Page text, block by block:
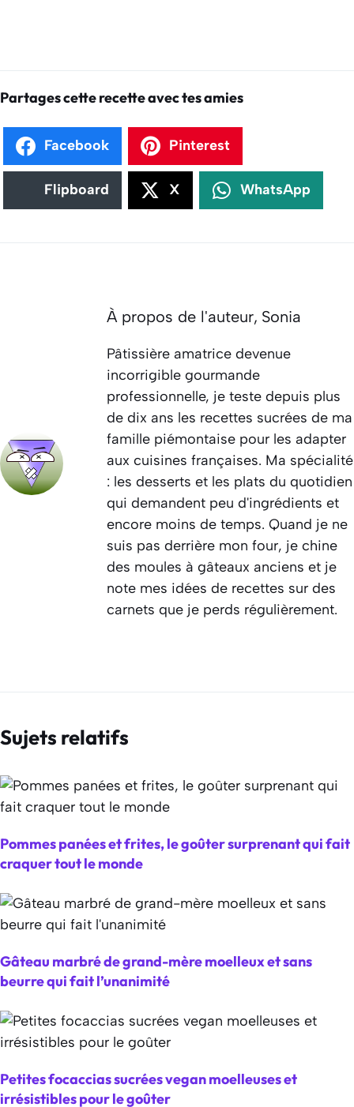
Partages cette recette avec tes amies
Facebook Pinterest
Flipboard X WhatsApp
À propos de l'auteur, Sonia
Pâtissière amatrice devenue
incorrigible gourmande
professionnelle, je teste depuis plus
de dix ans les recettes sucrées de ma
famille piémontaise pour les adapter
aux cuisines françaises. Ma spécialité
: les desserts et les plats du quotidien
qui demandent peu d'ingrédients et
encore moins de temps. Quand je ne
suis pas derrière mon four, je chine
des moules à gâteaux anciens et je
note mes idées de recettes sur des
carnets que je perds régulièrement.
Sujets relatifs
Pommes panées et frites, le goûter surprenant qui fait
craquer tout le monde
Gâteau marbré de grand-mère moelleux et sans
beurre qui fait l’unanimité
Petites focaccias sucrées vegan moelleuses et
irrésistibles pour le goûter